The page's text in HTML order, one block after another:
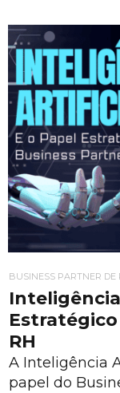
BUSINESS PARTNER DE
RH
A Inteligência
papel do